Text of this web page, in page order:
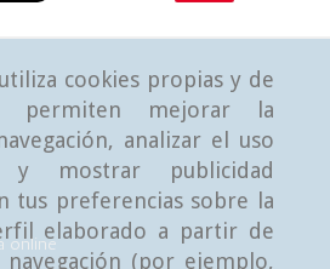
cookies propias y de
permiten mejorar la
analizar el uso
mostrar publicidad
tus preferencias sobre la
elaborado a partir de
(por ejemplo,
online